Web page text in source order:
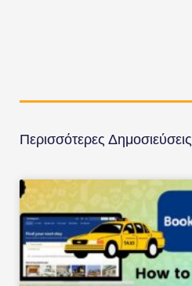
Περισσότερες Δημοσιεύσεις